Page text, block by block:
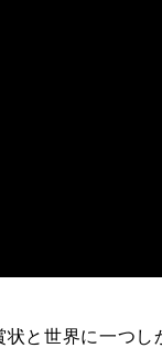
と世界に一つし